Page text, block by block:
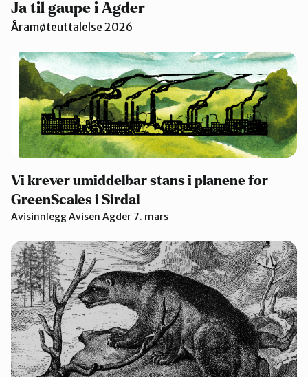
Ja til gaupe i Agder
Åramøteuttalelse 2026
Vi krever umiddelbar stans i planene for
GreenScales i Sirdal
Avisinnlegg Avisen Agder 7. mars